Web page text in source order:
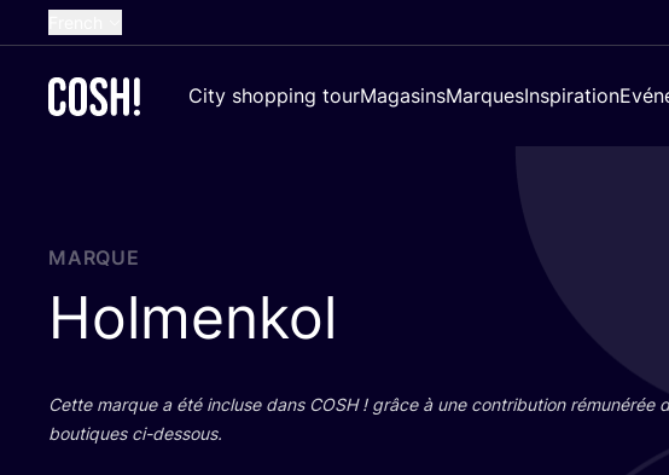
Dutch
Croatian
City shopping tourMagasinsMarquesInspiration
MARQUE
Holmenkol
Cette marque a été incluse dans COSH! grâce à une contri­bu­tion rému­né­rée
bou­tiques ci-dessous.